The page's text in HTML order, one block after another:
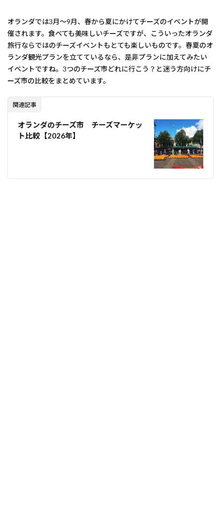
オランダでは3月～9月、春から夏にかけてチーズのイベントが開
催されます。食べても美味しいチーズですが、こういったオランダ
旅行ならではのチーズイベントもとても楽しいものです。春夏のオ
ランダ観光プランを立てているなら、是非プランに加えてみたい
イベントですね。3つのチーズ市どれに行こう？と迷う方向けにチ
ーズ市の比較をまとめています。
関連記事
オランダのチーズ市 チーズマーケッ
ト比較【2026年】